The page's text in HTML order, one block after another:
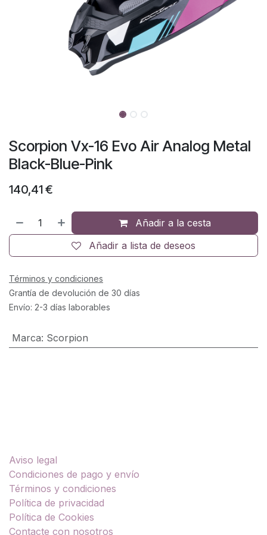
Scorpion Vx-16 Evo Air Analog Metal
Black-Blue-Pink
140,41€
Añadir a la cesta
Añadir a lista de deseos
Términos y condiciones
Grantía de devolución de 30 días
Envío: 2-3 días laborables
Marca: Scorpion
Aviso legal
Condiciones de pago y envío
Términos y condiciones
Política de privacidad
Política de Cookies
Contacte con nosotros